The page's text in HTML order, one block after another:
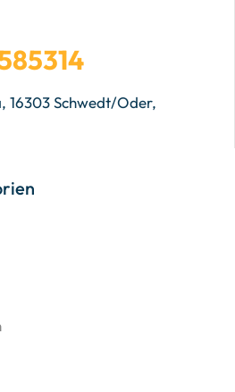
16303 Schwedt/Oder,